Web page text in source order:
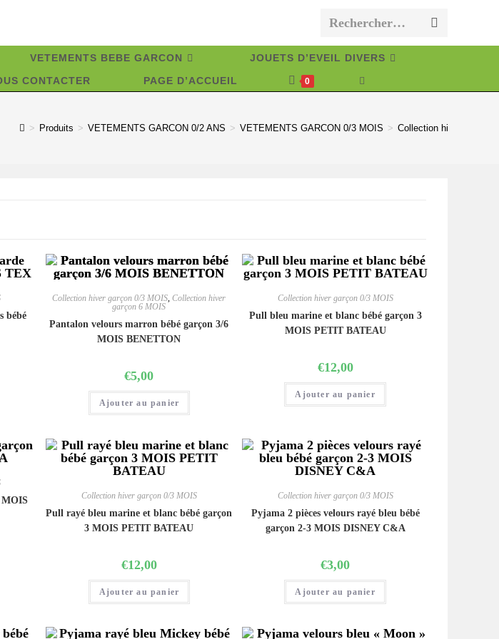
Rechercher…
VETEMENTS BEBE GARCON
JOUETS D’EVEIL DIVERS
CONTACTER PAGE D’ACCUEIL 0
TOGGLE
> Produits > VETEMENTS GARCON 0/2 ANS > VETEMENTS GARCON 0/3 MOIS > Collection hiver garçon
bébé
Collection hiver garçon 0/3 MOIS,Collection hiver
garçon 6 MOIS
Pantalon velours marron bébé garçon 3/6
MOIS BENETTON
€5,00
Ajouter au panier
Collection hiver garçon 0/3 MOIS
Pull bleu marine et blanc bébé garçon 3
MOIS PETIT BATEAU
€12,00
Ajouter au panier
MOIS
Collection hiver garçon 0/3 MOIS
Pull rayé bleu marine et blanc bébé garçon
3 MOIS PETIT BATEAU
€12,00
Ajouter au panier
Collection hiver garçon 0/3 MOIS
Pyjama 2 pièces velours rayé bleu bébé
garçon 2-3 MOIS DISNEY C&A
€3,00
Ajouter au panier